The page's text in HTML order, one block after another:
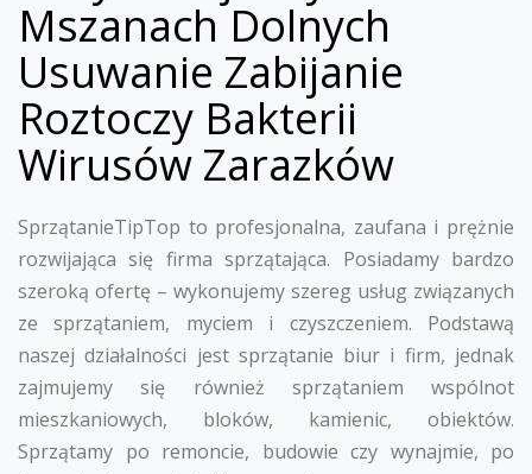
Mszanach Dolnych
Usuwanie Zabijanie
Roztoczy Bakterii
Wirusów Zarazków
SprzątanieTipTop to profesjonalna, zaufana i prężnie
rozwijająca się firma sprzątająca. Posiadamy bardzo
szeroką ofertę – wykonujemy szereg usług związanych
ze sprzątaniem, myciem i czyszczeniem. Podstawą
naszej działalności jest sprzątanie biur i firm, jednak
zajmujemy się również sprzątaniem wspólnot
mieszkaniowych, bloków, kamienic, obiektów.
Sprzątamy po remoncie, budowie czy wynajmie, po